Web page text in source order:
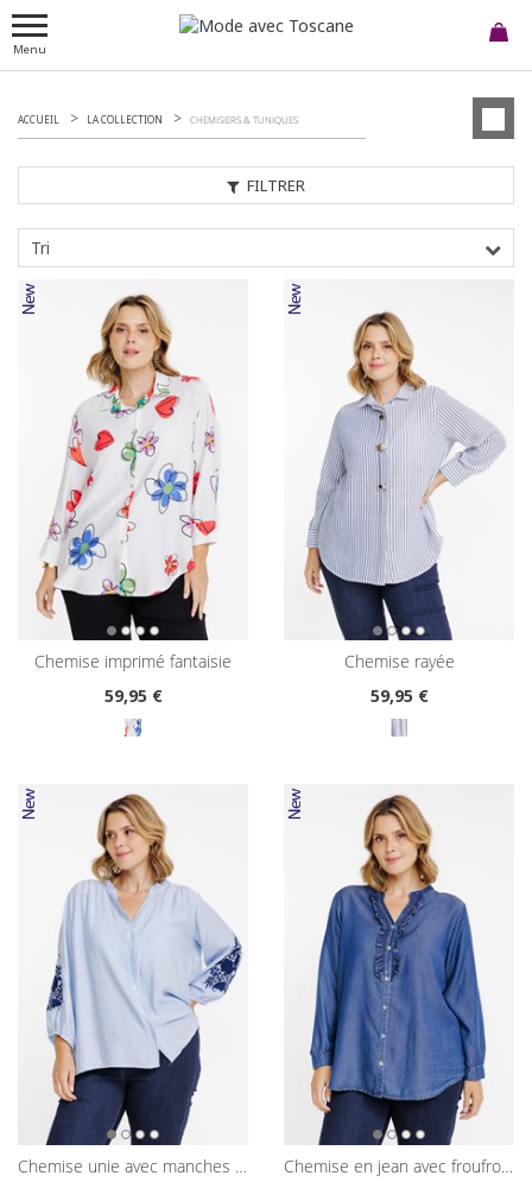
Menu
FILTRER
ACCUEIL LA COLLECTION CHEMISIERS & TUNIQUES
Tri
chemise imprimé fantaisie
59,95 €
chemise rayée
59,95 €
chemise unie avec manches brodées
chemise en jean avec froufrous